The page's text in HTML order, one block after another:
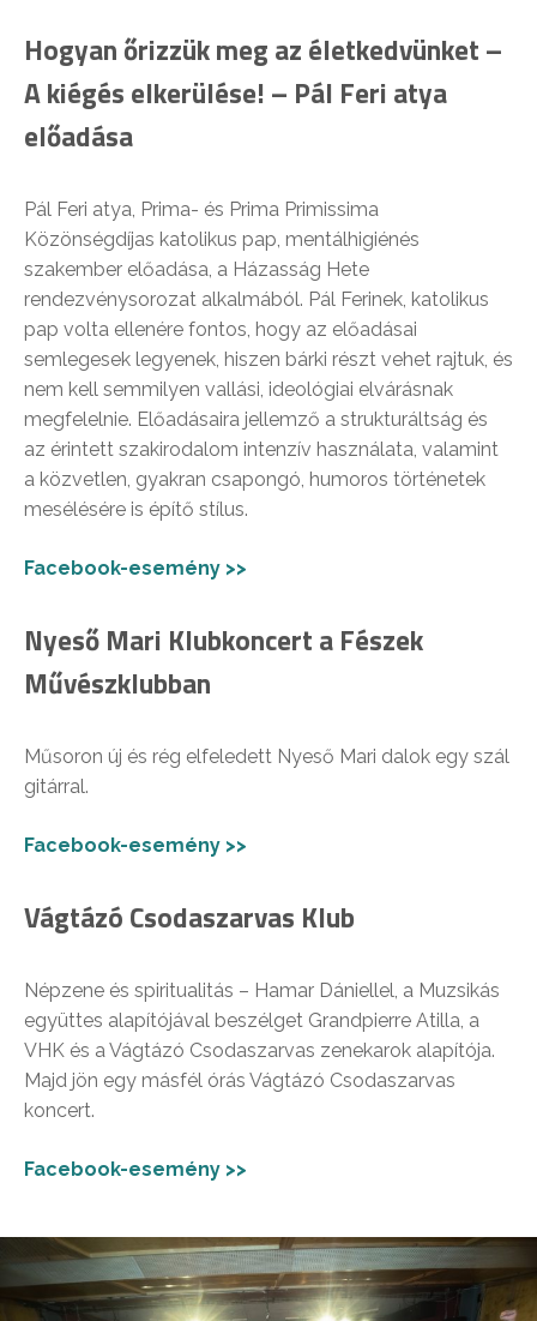
Hogyan őrizzük meg az életkedvünket –
A kiégés elkerülése! – Pál Feri atya
előadása
Pál Feri atya, Prima- és Prima Primissima
Közönségdíjas katolikus pap, mentálhigiénés
szakember előadása, a Házasság Hete
rendezvénysorozat alkalmából. Pál Ferinek, katolikus
pap volta ellenére fontos, hogy az előadásai
semlegesek legyenek, hiszen bárki részt vehet rajtuk, és
nem kell semmilyen vallási, ideológiai elvárásnak
megfelelnie. Előadásaira jellemző a strukturáltság és
az érintett szakirodalom intenzív használata, valamint
a közvetlen, gyakran csapongó, humoros történetek
mesélésére is építő stílus.
Facebook-esemény >>
Nyeső Mari Klubkoncert a Fészek
Művészklubban
Műsoron új és rég elfeledett Nyeső Mari dalok egy szál
gitárral.
Facebook-esemény >>
Vágtázó Csodaszarvas Klub
Népzene és spiritualitás – Hamar Dániellel, a Muzsikás
együttes alapítójával beszélget Grandpierre Atilla, a
VHK és a Vágtázó Csodaszarvas zenekarok alapítója.
Majd jön egy másfél órás Vágtázó Csodaszarvas
koncert.
Facebook-esemény >>